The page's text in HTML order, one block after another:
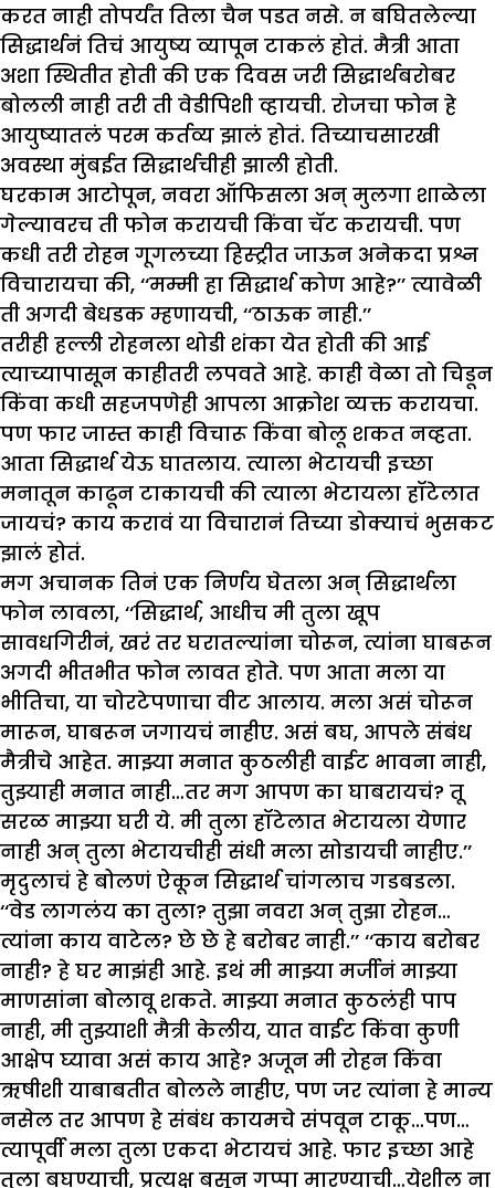
करत नाही तोपर्यंत तिला चैन पडत नसे. न बघितलेल्या
सिद्धार्थनं तिचं आयुष्य व्यापून टाकलं होतं. मैत्री आता
अशा स्थितीत होती की एक दिवस जरी सिद्धार्थबरोबर
बोलली नाही तरी ती वेडीपिशी व्हायची. रोजचा फोन हे
आयुष्यातलं परम कर्तव्य झालं होतं. तिच्याचसारखी
अवस्था मुंबईत सिद्धार्थचीही झाली होती.
घरकाम आटोपून, नवरा ऑफिसला अन् मुलगा शाळेला
गेल्यावरच ती फोन करायची किंवा चॅट करायची. पण
कधी तरी रोहन गूगलच्या हिस्ट्रीत जाऊन अनेकदा प्रश्न
विचारायचा की, ‘‘मम्मी हा सिद्धार्थ कोण आहे?’’ त्यावेळी
ती अगदी बेधडक म्हणायची, ‘‘ठाऊक नाही.’’
तरीही हल्ली रोहनला थोडी शंका येत होती की आई
त्याच्यापासून काहीतरी लपवते आहे. काही वेळा तो चिडून
किंवा कधी सहजपणेही आपला आक्रोश व्यक्त करायचा.
पण फार जास्त काही विचारू किंवा बोलू शकत नव्हता.
आता सिद्धार्थ येऊ घातलाय. त्याला भेटायची इच्छा
मनातून काढून टाकायची की त्याला भेटायला हॉटेलात
जायचं? काय करावं या विचारानं तिच्या डोक्याचं भुसकट
झालं होतं.
मग अचानक तिनं एक निर्णय घेतला अन् सिद्धार्थला
फोन लावला, ‘‘सिद्धार्थ, आधीच मी तुला खूप
सावधगिरीनं, खरं तर घरातल्यांना चोरून, त्यांना घाबरून
अगदी भीतभीत फोन लावत होते. पण आता मला या
भीतिचा, या चोरटेपणाचा वीट आलाय. मला असं चोरून
मारून, घाबरून जगायचं नाहीए. असं बघ, आपले संबंध
मैत्रीचे आहेत. माझ्या मनात कुठलीही वाईट भावना नाही,
तुझ्याही मनात नाही…तर मग आपण का घाबरायचं? तू
सरळ माझ्या घरी ये. मी तुला हॉटेलात भेटायला येणार
नाही अन् तुला भेटायचीही संधी मला सोडायची नाहीए.’’
मृदुलाचं हे बोलणं ऐकून सिद्धार्थ चांगलाच गडबडला.
‘‘वेड लागलंय का तुला? तुझा नवरा अन् तुझा रोहन…
त्यांना काय वाटेल? छे छे हे बरोबर नाही.’’ ‘‘काय बरोबर
नाही? हे घर माझंही आहे. इथं मी माझ्या मर्जीनं माझ्या
माणसांना बोलावू शकते. माझ्या मनात कुठलंही पाप
नाही, मी तुझ्याशी मैत्री केलीय, यात वाईट किंवा कुणी
आक्षेप घ्यावा असं काय आहे? अजून मी रोहन किंवा
ऋषीशी याबाबतीत बोलले नाहीए, पण जर त्यांना हे मान्य
नसेल तर आपण हे संबंध कायमचे संपवून टाकू…पण…
त्यापूर्वी मला तुला एकदा भेटायचं आहे. फार इच्छा आहे
तुला बघण्याची, प्रत्यक्ष बसून गप्पा मारण्याची…येशील ना